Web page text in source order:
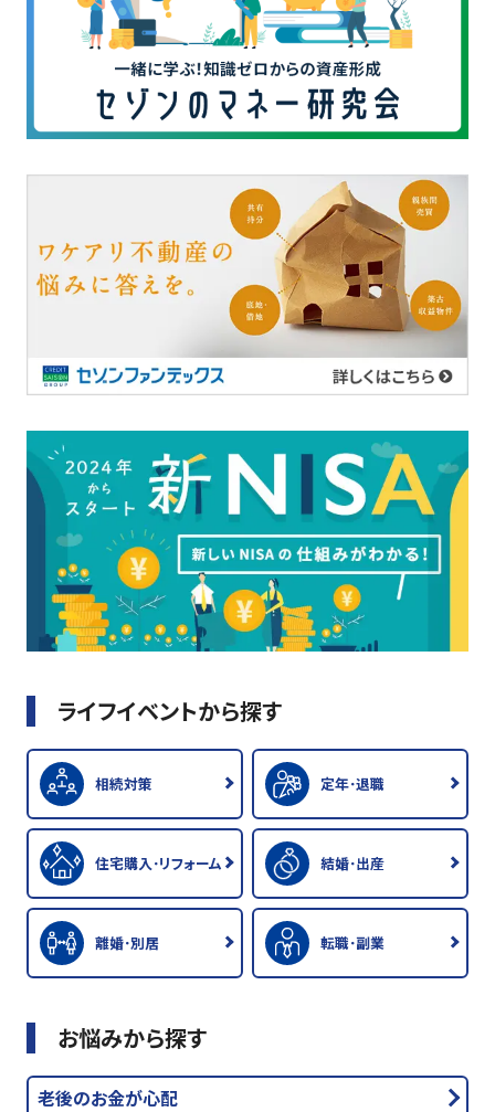
ライフイベントから探す
相続対策 定年･退職
住宅購入･リフォーム 結婚･出産
離婚･別居 転職･副業
お悩みから探す
老後のお金が心配